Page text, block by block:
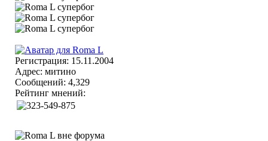
Регистрация: 15.11.2004
Адрес: митино
Сообщений: 4,329
Рейтинг мнений: